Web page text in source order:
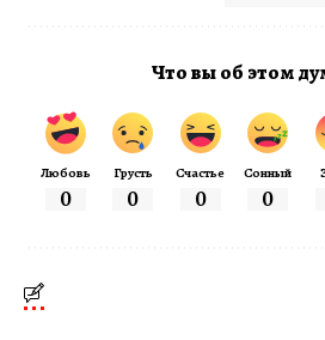
Что вы об этом
Любовь
0
Грусть
0
Счастье
0
Сонный
0